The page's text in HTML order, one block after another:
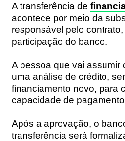
A transferência de
acontece por meio da
responsável pelo
participação do banco.
A pessoa que vai assumir
uma análise de crédito,
financiamento novo, para
capacidade de
Após a aprovação, o
transferência será